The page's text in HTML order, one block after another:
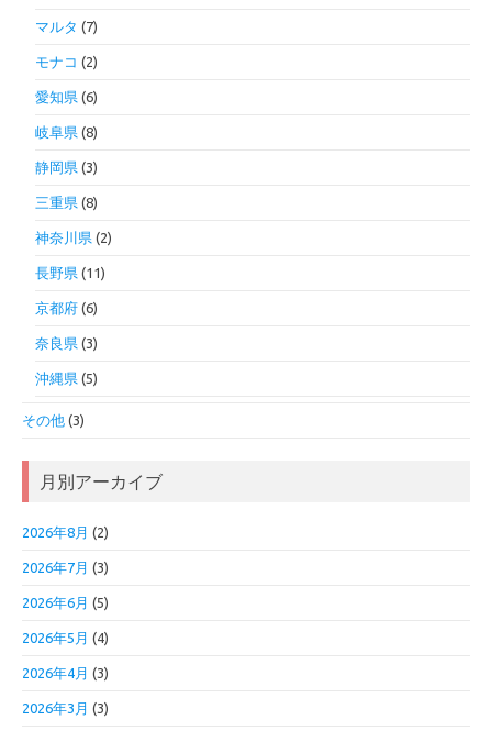
マルタ (7)
モナコ (2)
愛知県 (6)
岐阜県 (8)
静岡県 (3)
三重県 (8)
神奈川県 (2)
長野県 (11)
京都府 (6)
奈良県 (3)
沖縄県 (5)
その他 (3)
月別アーカイブ
2026年8月 (2)
2026年7月 (3)
2026年6月 (5)
2026年5月 (4)
2026年4月 (3)
2026年3月 (3)